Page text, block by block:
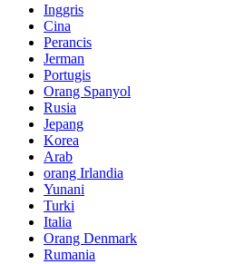
Inggris
Cina
Perancis
Jerman
Portugis
Orang Spanyol
Rusia
Jepang
Korea
Arab
orang Irlandia
Yunani
Turki
Italia
Orang Denmark
Rumania